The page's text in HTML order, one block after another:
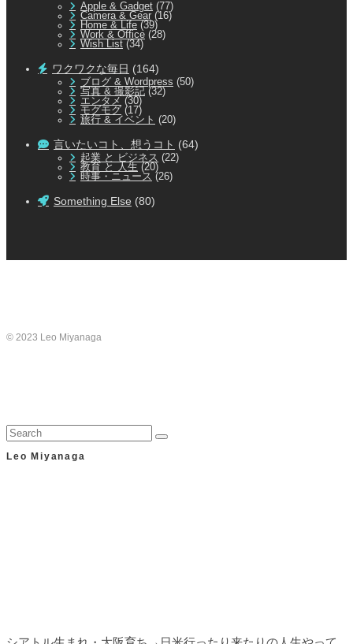
Apple & Gadget (77)
Camera & Gear (16)
Home & Life (39)
Work & Office (28)
Wish List (34)
ワクワクな毎日 (164)
ブログ & Wordpress (50)
写真 & 撮影記 (32)
エンタメ (30)
モグモグ (17)
旅行 & イベント (20)
言いたいコト、想うコト (64)
起業 と ビジネス (22)
教育 と 人生 (20)
時事・ニュース (26)
Something Else (80)
© 2023 Leo Miyanaga
Leo Miyanaga